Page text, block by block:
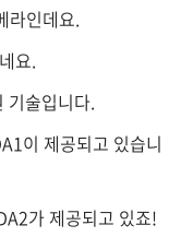
라인데요.
요.
기술입니다.
이 제공되고 있습니
가 제공되고 있죠!